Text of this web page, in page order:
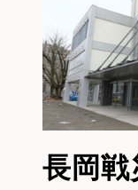
MAP
長岡戦